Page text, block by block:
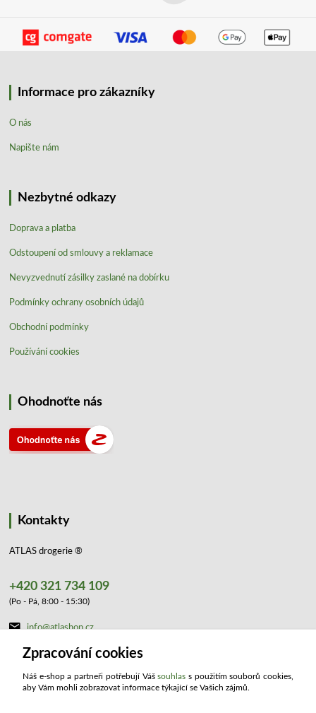
Informace pro zákazníky
O nás
Napište nám
Nezbytné odkazy
Doprava a platba
Odstoupení od smlouvy a reklamace
Nevyzvednutí zásilky zaslané na dobírku
Podmínky ochrany osobních údajů
Obchodní podmínky
Používání cookies
Ohodnoťte nás
Kontakty
ATLAS drogerie ®
+420 321 734 109
(Po - Pá, 8:00 - 15:30)
info@atlashop.cz
Zpracování cookies
Náš e-shop a partneři potřebují Vášsouhlas s použitím souborů cookies,
aby Vám mohli zobrazovat informace týkající se Vašich zájmů.